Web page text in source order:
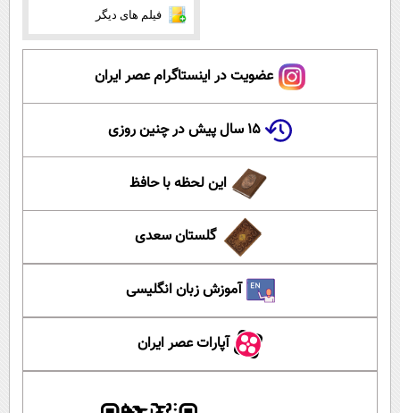
فیلم های دیگر
عضویت در اینستاگرام عصر ایران
۱۵ سال پیش در چنین روزی
این لحظه با حافظ
گلستان سعدی
آموزش زبان انگلیسی
آپارات عصر ایران